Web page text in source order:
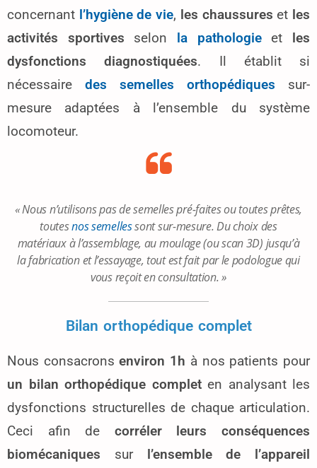
concernant l’hygiène de vie, les chaussures et les
activités sportives selon la pathologie et les
dysfonctions diagnostiquées. Il établit si
nécessaire des semelles orthopédiques sur-
mesure adaptées à l’ensemble du système
locomoteur.
« Nous n’utilisons pas de semelles pré-faites ou toutes prêtes,
toutesnos semellessont sur-mesure. Du choix des
matériaux à l’assemblage, au moulage (ou scan 3D) jusqu’à
la fabrication et l’essayage, tout est fait par le podologue qui
vous reçoit en consultation. »
Bilan orthopédique complet
Nous consacronsenviron 1h à nos patients pour
un bilan orthopédique completen analysant les
dysfonctions structurelles de chaque articulation.
Ceci afin de corréler leurs conséquences
biomécaniques sur l’ensemble de l’appareil